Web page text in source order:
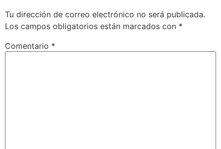
Tu dirección de correo electrónico no será publicada.
Los campos obligatorios están marcados con *
Comentario *